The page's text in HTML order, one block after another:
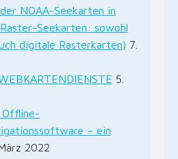
NOAA-Seekarten in
Seekarten: sowohl
digitale Rasterkarten) 7.
5.
Offline-
– ein
2022